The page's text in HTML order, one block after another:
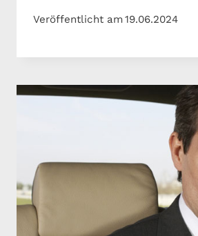
Veröffentlicht am19.06.2024